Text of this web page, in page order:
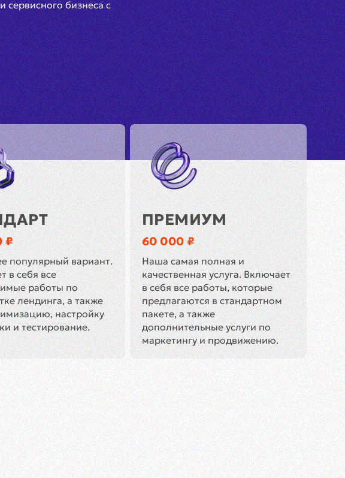
сервисного бизнеса с
₽
популярный вариант.
в себя все
работы по
лендинга, а также
настройку
и тестирование.
ПРЕМИУМ
60 000 ₽
Наша самая полная и
качественная услуга. Включает
в себя все работы, которые
предлагаются в стандартном
пакете, а также
дополнительные услуги по
маркетингу и продвижению.